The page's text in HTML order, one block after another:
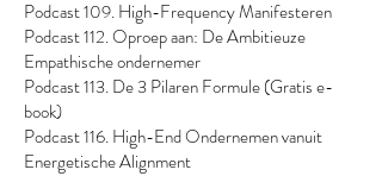
Podcast 109. High-Frequency Manifesteren
Podcast 112. Oproep aan: De Ambitieuze
Empathische ondernemer
Podcast 113. De 3 Pilaren Formule (Gratis e-
book)
Podcast 116. High-End Ondernemen vanuit
Energetische Alignment